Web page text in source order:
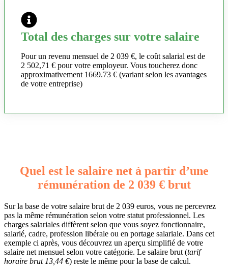
Total des charges sur votre salaire
Pour un revenu mensuel de 2 039 €, le coût salarial est de
2 502,71 € pour votre employeur. Vous toucherez donc
approximativement 1669.73 € (variant selon les avantages
de votre entreprise)
Quel est le salaire net à partir d’une
rémunération de 2 039 € brut
Sur la base de votre salaire brut de 2 039 euros, vous ne percevrez
pas la même rémunération selon votre statut professionnel. Les
charges salariales diffèrent selon que vous soyez fonctionnaire,
salarié, cadre, profession libérale ou en portage salariale. Dans cet
exemple ci après, vous découvrez un aperçu simplifié de votre
salaire net mensuel selon votre catégorie. Le salaire brut (tarif
horaire brut 13,44 €) reste le même pour la base de calcul.